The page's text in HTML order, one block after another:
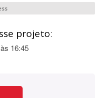
projeto:
16:45